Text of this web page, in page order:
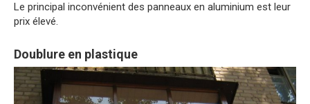
Le principal inconvénient des panneaux en aluminium est leur
prix élevé.
Doublure en plastique